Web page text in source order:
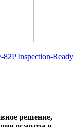
82P Inspection-Ready
решение,